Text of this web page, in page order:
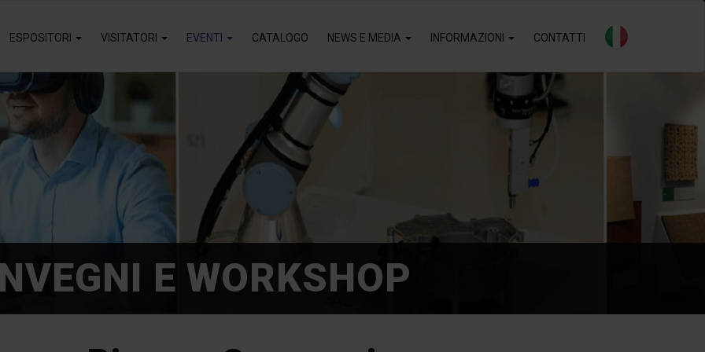
ESPOSITORI VISITATORI EVENTI CATALOGO NEWS E MEDIA INFORMAZIONI CONTATTI
E WORKSHOP